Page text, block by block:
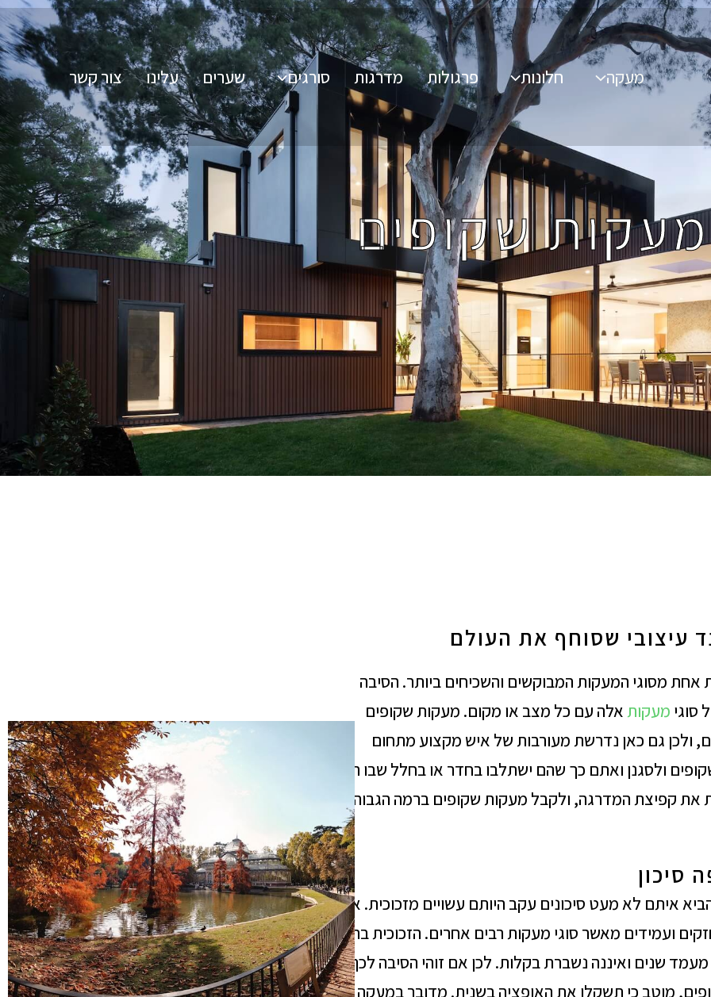
מעקה חלונות פרגולות מדרגות סורגים שערים עלינו צור קשר
מעקות שקופים
עיצובי שסוחף את העולם
אחת מסוגי המעקות המבוקשים והשכיחים ביותר. הסיבה
סוגי מעקות אלה עם כל מצב או מקום. מעקות שקופים
ולכן גם כאן נדרשת מעורבות של איש מקצוע מתחום
ולסגנן ואתם כך שהם ישתלבו בחדר או בחלל שבו הם
את קפיצת המדרגה, ולקבל מעקות שקופים ברמה הגבוהה
סיכון
איתם לא מעט סיכונים עקב היותם עשויים מזכוכית. אך
ועמידים מאשר סוגי מעקות רבים אחרים. הזכוכית ברוב
שנים ואיננה נשברת בקלות. לכן אם זוהי הסיבה לכך
מוטב כי תשקלו את האופציה בשנית. מדובר במעקה